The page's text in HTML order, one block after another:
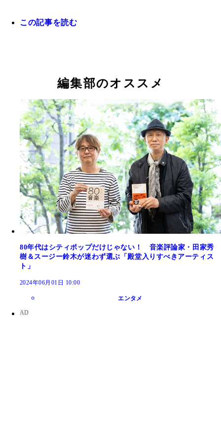
この記事を読む
編集部のオススメ
80年代はシティポップだけじゃない！ 音楽評論家・田家秀
樹＆スージー鈴木が迷わず選ぶ「殿堂入りすべきアーティス
ト」
2024年06月01日 10:00
エンタメ